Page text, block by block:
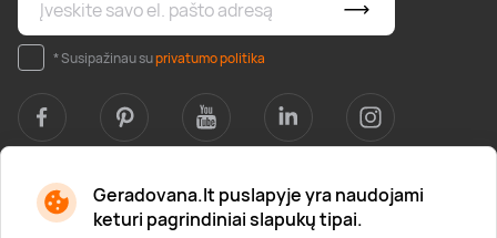
Geradovana.lt puslapyje yra naudojami
keturi pagrindiniai slapukų tipai.
* Susipažinau suprivatumo politika
Apie mus